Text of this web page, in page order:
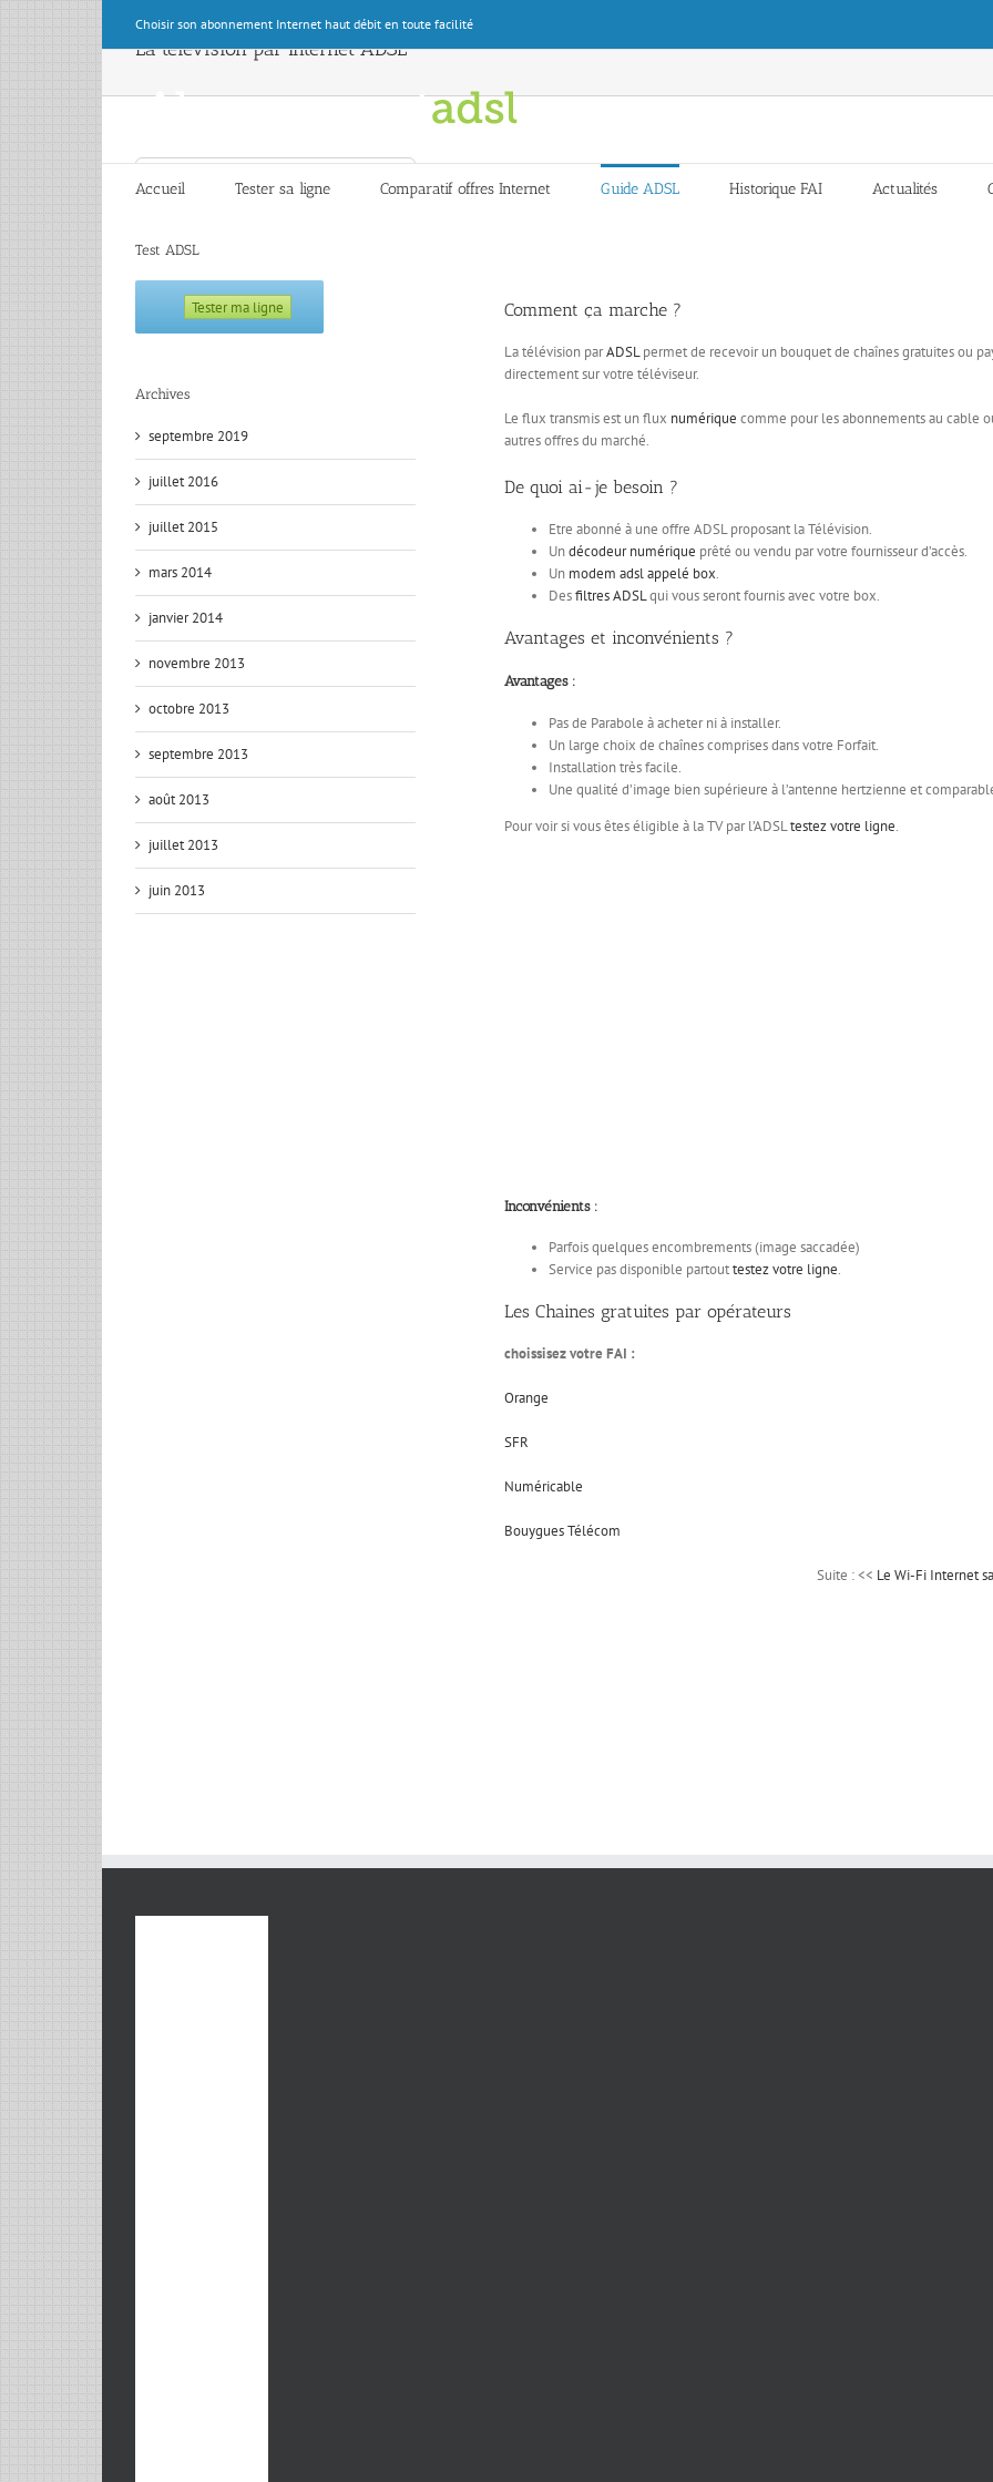
Skip
to
content
Choisir son abonnement Internet haut débit en toute facilité
Accueil Tester sa ligne Comparatif offres Internet Guide ADSL Historique FAI Actualités
La télévision par Internet ADSL
Comment ça marche ?
La télévision parADSLpermet de recevoir un bouquet de chaînes gratuites ou
directement sur votre téléviseur.
Le flux transmis est un flux numérique comme pour les abonnements au cable
autres offres du marché.
De quoi ai-je besoin ?
Etre abonné à une offre ADSL proposant la Télévision.
Undécodeur numérique prêté ou vendu par votre fournisseur d’accès.
Un modem adsl appelé box.
Desfiltres ADSLqui vous seront fournis avec votre box.
Avantages et inconvénients ?
Avantages :
Pas de Parabole à acheter ni à installer.
Un large choix de chaînes comprises dans votre Forfait.
Installation très facile.
Une qualité d’image bien supérieure à l’antenne hertzienne et
Pour voir si vous êtes éligible à la TV par l’ADSLtestez votre ligne.
Inconvénients :
Parfois quelques encombrements (image saccadée)
Service pas disponible partouttestez votre ligne.
Les Chaines gratuites par opérateurs
choissisez votre FAI :
Orange
SFR
Numéricable
Bouygues Télécom
Suite : << Le Wi-Fi Internet
Search
for:
Test ADSL
Archives
septembre 2019
juillet 2016
juillet 2015
mars 2014
janvier 2014
novembre 2013
octobre 2013
septembre 2013
août 2013
juillet 2013
juin 2013